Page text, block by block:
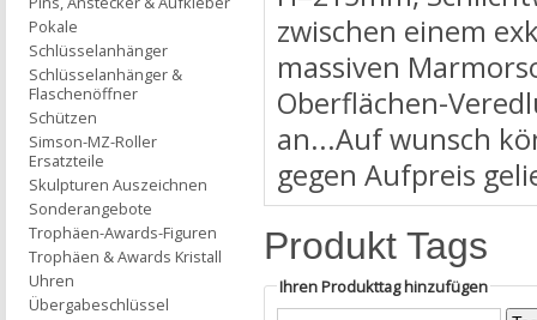
zwischen einem
massiven
Oberflächen-
an...Auf wunsch
gegen Aufpreis
Produkt Tags
Ihren Produkttag hinzufügen
Pokale
Schlüsselanhänger
Schlüsselanhänger &
Flaschenöffner
Schützen
Simson-MZ-Roller
Ersatzteile
Skulpturen Auszeichnen
Sonderangebote
Trophäen-Awards-Figuren
Trophäen & Awards Kristall
Uhren
Übergabeschlüssel